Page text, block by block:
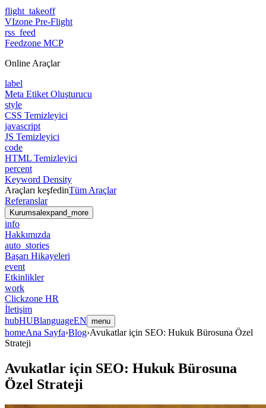
flight_takeoff
VIzone Pre-Flight
rss_feed
Feedzone MCP
Online Araçlar
label
Meta Etiket Oluşturucu
style
CSS Temizleyici
javascript
JS Temizleyici
code
HTML Temizleyici
percent
Keyword Density
Araçları keşfedinTüm Araçlar
Referanslar
Kurumsalexpand_more
info
Hakkımızda
auto_stories
Başarı Hikayeleri
event
Etkinlikler
work
Clickzone HR
İletişim
hubHUBlanguageEN menu
homeAna Sayfa›Blog›Avukatlar için SEO: Hukuk Bürosuna Özel
Strateji
Avukatlar için SEO: Hukuk Bürosuna
Özel Strateji